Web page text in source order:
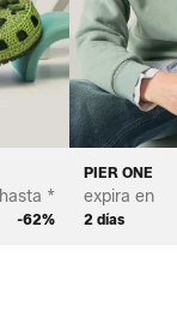
hasta *
-62%
PIER ONE
expira en
2 días